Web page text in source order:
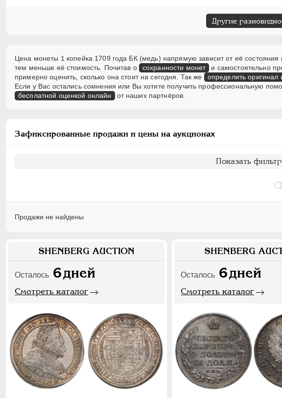
Другие
Цена монеты 1 копейка 1709 года БК (медь) напрямую зависит от её
тем меньше её стоимость. Почитав о
сохранности монет
и самостоятельно
примерно оценить, сколько она стоит на сегодня. Так же
определить оригинал
Если у Вас остались сомнения или Вы хотите получить профессиональную
бесплатной оценкой онлайн от наших партнёров.
Зафиксированные продажи и цены на аукционах
Показать фильтр
Продажи не найдены
SHENBERG AUCTION
Осталось 6дней
Смотреть каталог
SHENBERG
Осталось 6дней
Смотреть каталог